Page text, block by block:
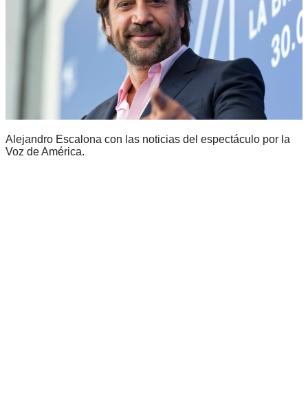
Alejandro Escalona con las noticias del espectáculo por la
Voz de América.